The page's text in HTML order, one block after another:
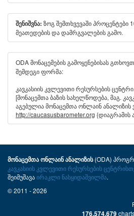
შენიშვნა: ზოგ შემთხვევაში პროცენტები
მეათედების და დამრგვალების გამო.
ODA მონაცემების გამოყენებისას
შემდეგი ფორმა:
კავკასიის კვლევითი რესურსების
[მონაცემთა ბაზის სახელწოდება, მაგ.
აგებულია მონაცემთა ონლაინ ანალიზის
http://caucasusbarometer.org {დიაგრამის
მონაცემთა ონლაინ ანალიზის(ODA)
კავკასიის კვლევითი რესურსების
შეიმუშავაირაკლი ნასყიდაშვილმა.
© 2011 - 2026
176,574,679